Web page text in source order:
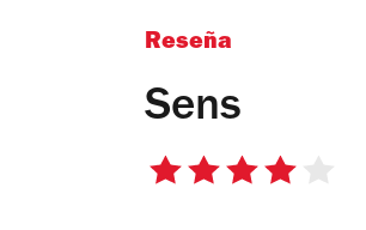
Reseña
Sens
4